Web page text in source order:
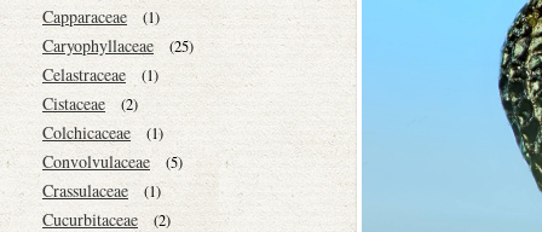
Capparaceae (1)
Caryophyllaceae (25)
Celastraceae (1)
Cistaceae (2)
Colchicaceae (1)
Convolvulaceae (5)
Crassulaceae (1)
Cucurbitaceae (2)